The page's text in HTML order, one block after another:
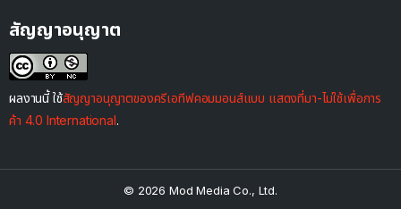
สัญญาอนุญาต
ผลงานนี้ ใช้สัญญาอนุญาตของครีเอทีฟคอมมอนส์แบบ แสดงที่มา-ไม่ใช้เพื่อการ
ค้า 4.0 International.
© 2026 Mod Media Co., Ltd.